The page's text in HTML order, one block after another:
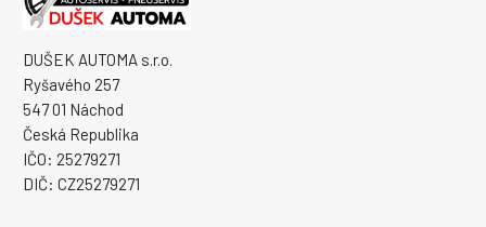
DUŠEK AUTOMA s.r.o.
Ryšavého 257
547 01 Náchod
Česká Republika
IČO: 25279271
DIČ: CZ25279271